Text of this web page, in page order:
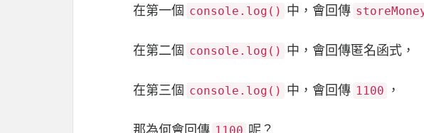
在第一個 console.log() 中，會回傳
在第二個 console.log() 中，會回傳匿名函式，
在第三個 console.log() 中，會回傳 1100 ，
那為何會回傳 呢？